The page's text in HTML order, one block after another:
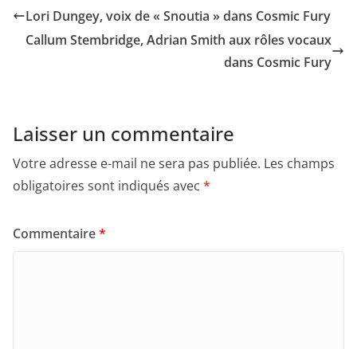
Lori Dungey, voix de « Snoutia » dans Cosmic Fury
Callum Stembridge, Adrian Smith aux rôles vocaux
dans Cosmic Fury
Laisser un commentaire
Votre adresse e-mail ne sera pas publiée. Les champs
obligatoires sont indiqués avec *
Commentaire*